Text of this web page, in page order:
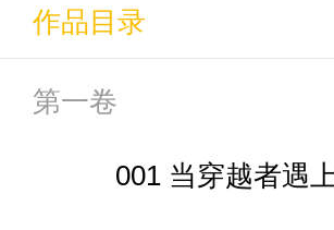
面对即将炸飞长空
被迫开启了迈向多元
作品目录
第一卷
001 当穿越者遇